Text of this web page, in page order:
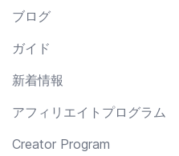
ブログ
ガイド
新着情報
アフィリエイトプログラム
Creator Program